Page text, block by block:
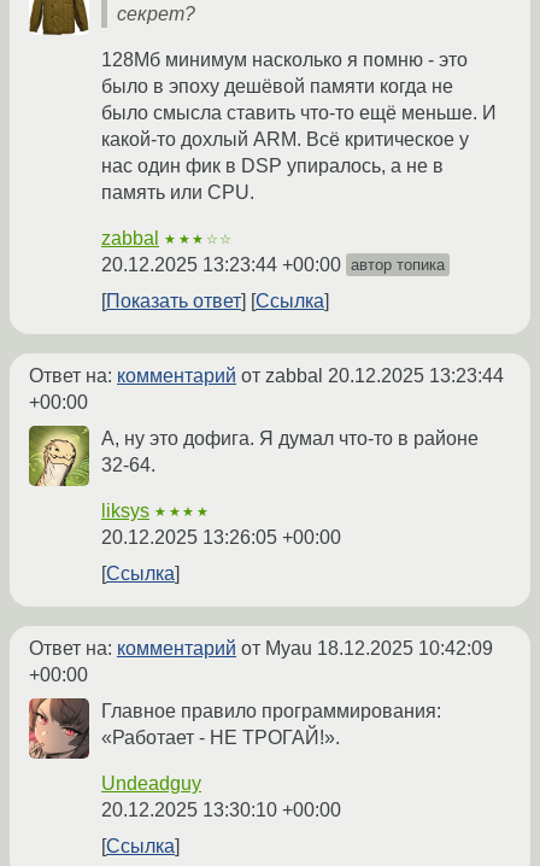
секрет?
128Мб минимум насколько я помню - это
было в эпоху дешёвой памяти когда не
было смысла ставить что-то ещё меньше. И
какой-то дохлый ARM. Всё критическое у
нас один фик в DSP упиралось, а не в
память или CPU.
zabbal ★★★☆☆
20.12.2025 13:23:44 +00:00 автор топика
Показать ответ Ссылка
Ответ на: комментарий от zabbal 20.12.2025 13:23:44
+00:00
А, ну это дофига. Я думал что-то в районе
32-64.
liksys ★★★★
20.12.2025 13:26:05 +00:00
Ссылка
Ответ на: комментарий от Myau 18.12.2025 10:42:09
+00:00
Главное правило программирования:
«Работает - НЕ ТРОГАЙ!».
Undeadguy
20.12.2025 13:30:10 +00:00
Ссылка